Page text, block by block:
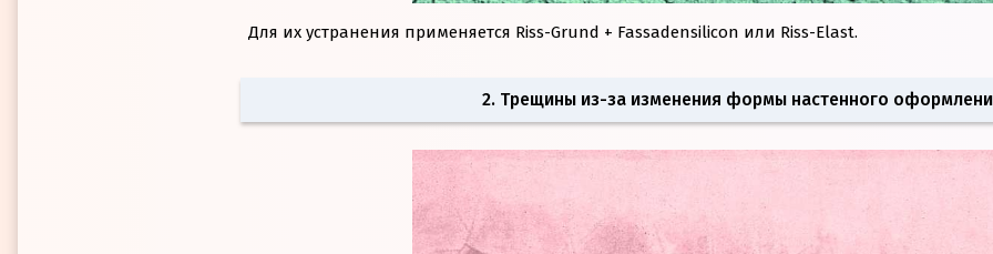
Для их устранения применяется Riss-Grund + Fassadensilicon или Riss-Elast.
2. Трещины из-за изменения формы настенного